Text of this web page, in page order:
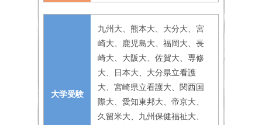
大学受験
九州大、熊本大、大分大、宮
崎大、鹿児島大、福岡大、長
崎大、大阪大、佐賀大、専修
大、日本大、大分県立看護
大、宮崎県立看護大、関西国
際大、愛知東邦大、帝京大、
久留米大、九州保健福祉大、